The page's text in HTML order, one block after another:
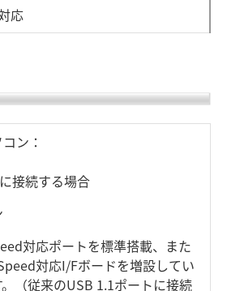
応
ン：
接続する場合
対応ポートを標準搭載、また
対応I/Fボードを増設してい
（従来のUSB 1.1ポートに接続